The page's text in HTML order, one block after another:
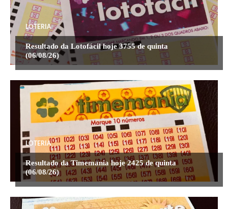
LOTERIA
Resultado da Lotofácil hoje 3755 de quinta
(06/08/26)
LOTERIA
Resultado da Timemania hoje 2425 de quinta
(06/08/26)